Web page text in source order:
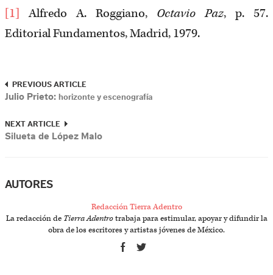
[1] Alfredo A. Roggiano, Octavio Paz, p. 57.
Editorial Fundamentos, Madrid, 1979.
PREVIOUS ARTICLE
Julio Prieto: horizonte y escenografía
NEXT ARTICLE
Silueta de López Malo
AUTORES
Redacción Tierra Adentro
La redacción de Tierra Adentrotrabaja para estimular, apoyar y difundir la
obra de los escritores y artistas jóvenes de México.